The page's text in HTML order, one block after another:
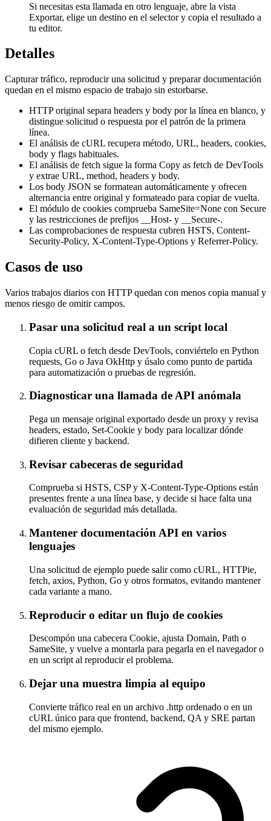
Si necesitas esta llamada en otro lenguaje, abre la vista
Exportar, elige un destino en el selector y copia el resultado a
tu editor.
Detalles
Capturar tráfico, reproducir una solicitud y preparar documentación
quedan en el mismo espacio de trabajo sin estorbarse.
HTTP original separa headers y body por la línea en blanco, y
distingue solicitud o respuesta por el patrón de la primera
línea.
El análisis de cURL recupera método, URL, headers, cookies,
body y flags habituales.
El análisis de fetch sigue la forma Copy as fetch de DevTools
y extrae URL, method, headers y body.
Los body JSON se formatean automáticamente y ofrecen
alternancia entre original y formateado para copiar de vuelta.
El módulo de cookies comprueba SameSite=None con Secure
y las restricciones de prefijos __Host- y __Secure-.
Las comprobaciones de respuesta cubren HSTS, Content-
Security-Policy, X-Content-Type-Options y Referrer-Policy.
Casos de uso
Varios trabajos diarios con HTTP quedan con menos copia manual y
menos riesgo de omitir campos.
Pasar una solicitud real a un script local
Copia cURL o fetch desde DevTools, conviértelo en Python
requests, Go o Java OkHttp y úsalo como punto de partida
para automatización o pruebas de regresión.
Diagnosticar una llamada de API anómala
Pega un mensaje original exportado desde un proxy y revisa
headers, estado, Set-Cookie y body para localizar dónde
difieren cliente y backend.
Revisar cabeceras de seguridad
Comprueba si HSTS, CSP y X-Content-Type-Options están
presentes frente a una línea base, y decide si hace falta una
evaluación de seguridad más detallada.
Mantener documentación API en varios
lenguajes
Una solicitud de ejemplo puede salir como cURL, HTTPie,
fetch, axios, Python, Go y otros formatos, evitando mantener
cada variante a mano.
Reproducir o editar un flujo de cookies
Descompón una cabecera Cookie, ajusta Domain, Path o
SameSite, y vuelve a montarla para pegarla en el navegador o
en un script al reproducir el problema.
Dejar una muestra limpia al equipo
Convierte tráfico real en un archivo .http ordenado o en un
cURL único para que frontend, backend, QA y SRE partan
del mismo ejemplo.